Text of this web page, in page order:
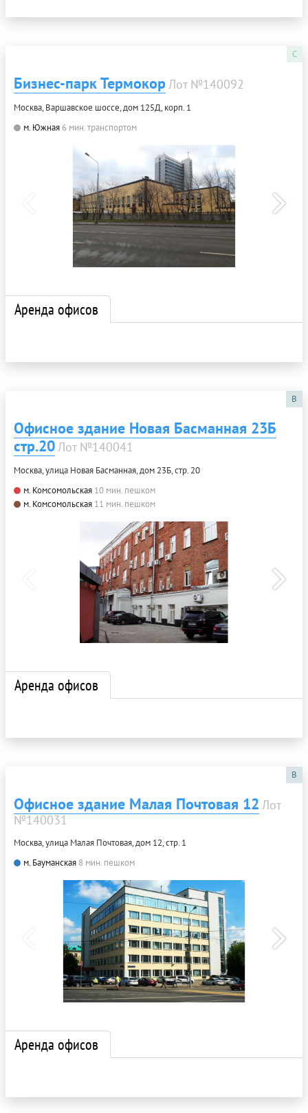
C
Бизнес-парк ТермокорЛот №140092
Москва, Варшавское шоссе, дом 125Д, корп. 1
м. Южная 6 мин. транспортом
Аренда офисов
B
Офисное здание Новая Басманная 23Б
стр.20 Лот №140041
Москва, улица Новая Басманная, дом 23Б, стр. 20
м. Комсомольская 10 мин. пешком
м. Комсомольская 11 мин. пешком
Аренда офисов
B
Офисное здание Малая Почтовая 12 Лот
№140031
Москва, улица Малая Почтовая, дом 12, стр. 1
м. Бауманская 8 мин. пешком
Аренда офисов